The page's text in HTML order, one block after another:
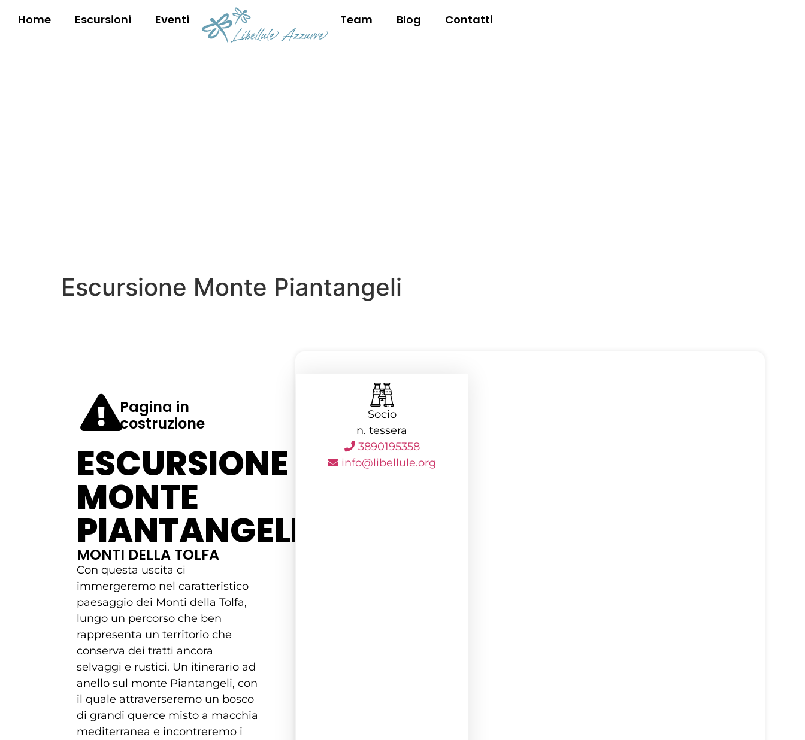
Home Escursioni Eventi Team Blog Contatti
Escursione Monte Piantangeli
Pagina in
costruzione
ESCURSIONE
MONTE
PIANTANGELI
MONTI DELLA TOLFA
Con questa uscita ci
immergeremo nel caratteristico
paesaggio dei Monti della Tolfa,
lungo un percorso che ben
rappresenta un territorio che
conserva dei tratti ancora
selvaggi e rustici. Un itinerario ad
anello sul monte Piantangeli, con
il quale attraverseremo un bosco
di grandi querce misto a macchia
mediterranea e incontreremo i
Socio
n. tessera
3890195358
info@libellule.org